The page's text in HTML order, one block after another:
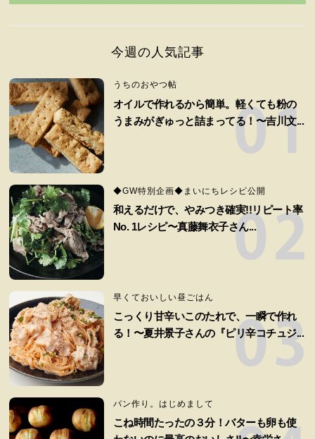
今週の人気記事
うちのおやつ帖
オイルで作れるから簡単。軽くても粉の
うまみがぎゅっと詰まってる！〜吉川文...
◆GW特別企画◆まいにちレシピ公開
和えるだけで、やみつき確実!!リピート率
No. 1レシピ〜真藤舞衣子さん...
早くておいしい昼ごはん
こっくり甘辛いこのたれで、一瞬で作れ
る！〜夏井景子さんの『ピリ辛コチュジ...
パン作り。はじめまして
こね時間たったの３分！バターも卵も使